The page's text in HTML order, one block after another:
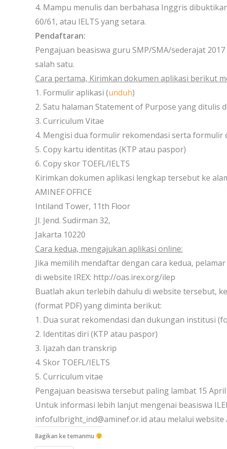
4. Mampu menulis dan berbahasa Inggris
60/61, atau IELTS yang setara.
Pendaftaran:
Pengajuan beasiswa guru SMP/SMA/sederajat
salah satu.
Cara pertama, Kirimkan dokumen aplikasi berikut
1. Formulir aplikasi (unduh)
2. Satu halaman Statement of Purpose yang ditulis
3. Curriculum Vitae
4. Mengisi dua formulir rekomendasi serta formulir
5. Copy kartu identitas (KTP atau paspor)
6. Copy skor TOEFL/IELTS
Kirimkan dokumen aplikasi lengkap tersebut ke
AMINEF OFFICE
Intiland Tower, 11th Floor
Jl. Jend. Sudirman 32,
Jakarta 10220
Cara kedua, mengajukan aplikasi online:
Jika memilih mendaftar dengan cara kedua,
di website IREX: http://oas.irex.org/ilep
Buatlah akun terlebih dahulu di website tersebut,
(format PDF) yang diminta berikut:
1. Dua surat rekomendasi dan dukungan institusi
2. Identitas diri (KTP atau paspor)
3. Ijazah dan transkrip
4. Skor TOEFL/IELTS
5. Curriculum vitae
Pengajuan beasiswa tersebut paling lambat 15 April
Untuk informasi lebih lanjut mengenai beasiswa
infofulbright_ind@aminef.or.id atau melalui website
Bagikan ke temanmu